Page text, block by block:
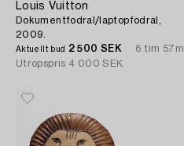
Louis Vuitton
Dokumentfodral/laptopfodral,
2009.
Aktuellt bud 2 500 SEK
6 tim 57m
Utropspris 4 000 SEK